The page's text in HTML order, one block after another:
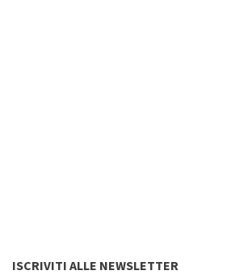
ISCRIVITI ALLE NEWSLETTER